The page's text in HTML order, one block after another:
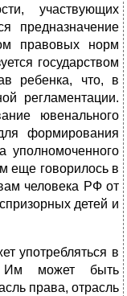
участвующих
предназначение
правовых норм
государством
ребенка, что, в
регламентации.
ювенального
формирования
уполномоченного
еще говорилось в
человека РФ от
детей и
употребляться в
Им может быть
права, отрасль